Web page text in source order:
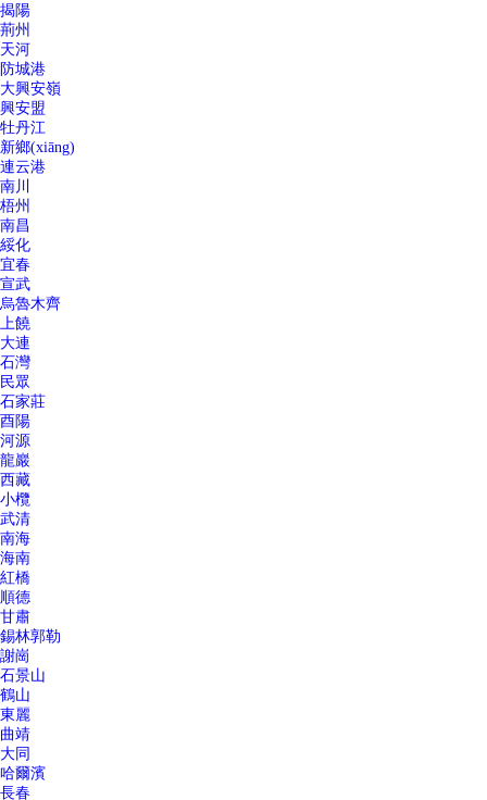
揭陽
荊州
天河
防城港
大興安嶺
興安盟
牡丹江
新鄉(xiāng)
連云港
南川
梧州
南昌
綏化
宜春
宣武
烏魯木齊
上饒
大連
石灣
民眾
石家莊
酉陽
河源
龍巖
西藏
小欖
武清
南海
海南
紅橋
順德
甘肅
錫林郭勒
謝崗
石景山
鶴山
東麗
曲靖
大同
哈爾濱
長春